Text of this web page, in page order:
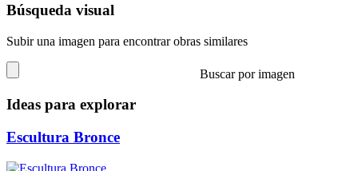
Búsqueda visual
Subir una imagen para encontrar obras similares
Buscar por imagen
Ideas para explorar
Escultura Bronce